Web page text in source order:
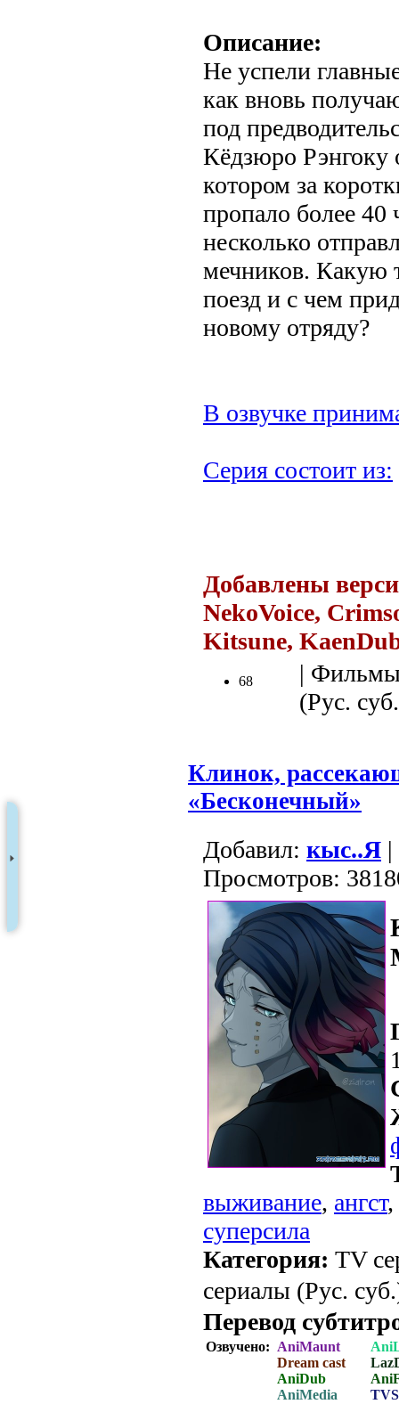
Описание:
Не успели
как вновь
под
Кёдзюро Рэнгоку
котором за
пропало более 40
несколько
мечников. Какую
поезд и с чем
новому отряду?
В озвучке
Серия состоит из:
Добавлены
NekoVoice,
Kitsune,
68
|
(Рус.
Клинок,
«Бесконечный»
Добавил: кыс..Я
Просмотров:
выживание, ангст,
суперсила
Категория: TV
сериалы (Рус.
Перевод
Озвучено: AniMaunt
Dream cast
AniDub
AniMedia